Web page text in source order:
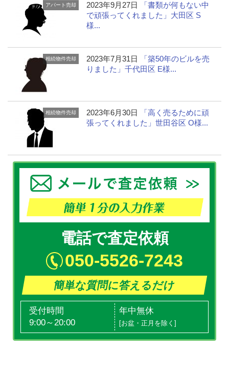
アパート売却 2023年9月27日
「書類が何もない中
で頑張ってくれました」大田区 S
様...
相続物件売却 2023年7月31日
「築50年のビルを売
りました」千代田区 E様...
相続物件売却 2023年6月30日
「高く売るために頑
張ってくれました」世田谷区 O様...
電話で査定依頼
050-5526-7243
簡単な質問に答えるだけ
受付時間
9:00～20:00
年中無休
[お盆・正月を除く]